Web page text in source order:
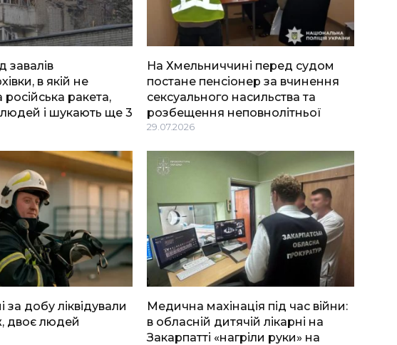
завалів
в якій не
ракета,
людей і шукають ще 3
На Хмельниччині перед судом
постане пенсіонер за вчинення
сексуального насильства та
розбещення неповнолітньої
29.07.2026
за добу ліквідували
двоє людей
Медична махінація під час війни:
в обласній дитячій лікарні на
Закарпатті «нагріли руки» на